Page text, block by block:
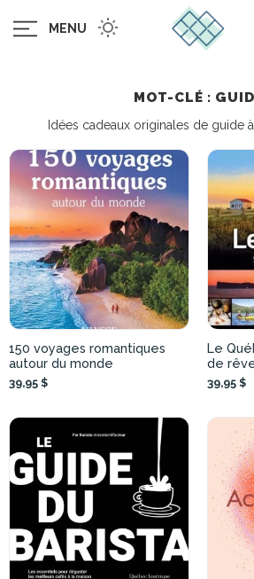
MENU
MOT-CLÉ :
Idées cadeaux originales de guide
150 voyages romantiques
autour du monde
39,95 $
Le
de
39,95 $